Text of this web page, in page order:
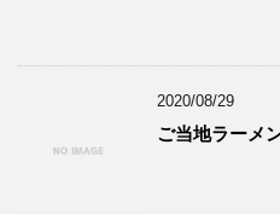
2020/08/29
ご当地ラーメ